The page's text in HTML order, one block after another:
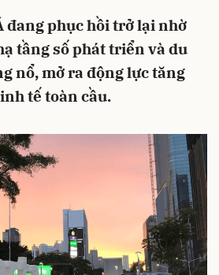
đang phục hồi trở lại nhờ
tầng số phát triển và du
nổ, mở ra động lực tăng
tế toàn cầu.
Hủy